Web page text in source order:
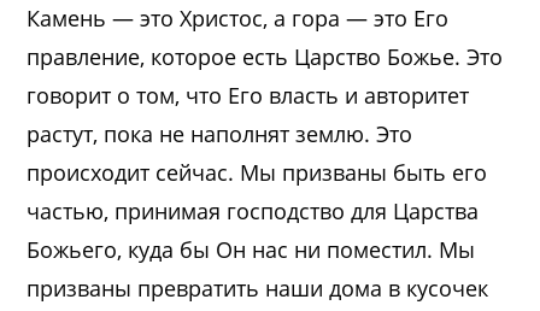
Камень — это Христос, а гора — это Его
правление, которое есть Царство Божье. Это
говорит о том, что Его власть и авторитет
растут, пока не наполнят землю. Это
происходит сейчас. Мы призваны быть его
частью, принимая господство для Царства
Божьего, куда бы Он нас ни поместил. Мы
призваны превратить наши дома в кусочек